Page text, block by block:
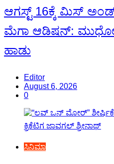
ಆಗಸ್ಟ್ 16ಕ್ಕೆ ಮಿಸ್
ಮೆಗಾ ಆಡಿಷನ್:
ಹಾಡು
Editor
August 6, 2026
0
ಸಿನಿಮಾ